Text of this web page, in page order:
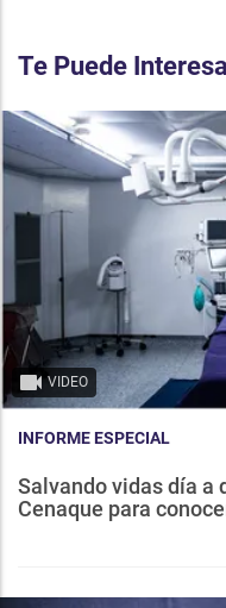
Te Puede
VIDEO
INFORME ESPECIAL
Salvando vidas día a
Cenaque para